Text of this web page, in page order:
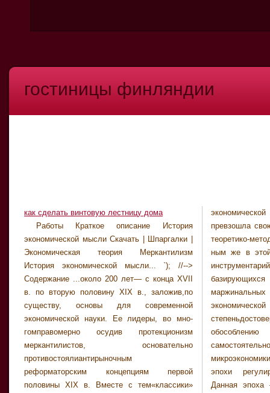
гостиницы финляндии
как сделать винтовую лестницу дома
Работы Краткое описание История
экономической мысли Cкачать | Шпаргалки |
Экономическая теория Меркантилизм
История экономической мысли... `); //-->
Содержание ...около 200 лет— с конца XVII
в. по вторую половину XIX в., заложив,по
существу, основы для современной
экономической науки. Ее лидеры, во мно­
гомправомерно осудив протекционизм
меркантилистов, основа­тельно
противостоялиантирыночным
реформаторским концепци­ям первой
половины XIX в. Вместе с тем«классики»
превзошла свою предше­ственницуво многих
теоретико-методологических аспектах. Глав­
ным же в этой связи явилосьвнедрение в
инструментарий эконо­мического анализа
базирующихся наматематическом «языке»
маржинальных принципов, придавших новой
экономической теории большую
степеньдостоверности и способствовавших
обособлению в ее составе
самостоятельногораздела —
микроэкономики. 3. Экономические учения
эпохи регулируемойрыночной экономи­ки.
Данная эпоха — эпоха новейшей истории
экономику. В
первых, новое,сложившееся к 30-м гг. XIX в.
социально-институциональное направление
эко­номическоймысли, которое в
обозначившихся трех его научных течениях
часто просто называютамериканским
институционализмом, во-вторых,
появившиеся в 1933 г.
доказательныетеоретиче­ские обоснования
функционирования рыночных хозяйственных
структур вусловиях несовершенной
(монополистической) конкурен­ции и, наконец,